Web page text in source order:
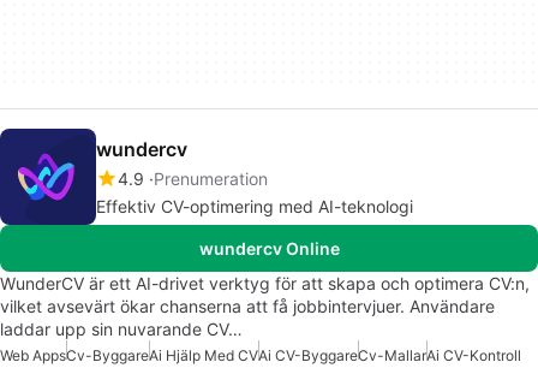
wundercv
4.9 Prenumeration
Effektiv CV-optimering med AI-teknologi
wundercv Online
WunderCV är ett AI-drivet verktyg för att skapa och optimera CV:n,
vilket avsevärt ökar chanserna att få jobbintervjuer. Användare
laddar upp sin nuvarande CV…
Web AppsCv-ByggareAi Hjälp Med CVAi CV-ByggareCv-MallarAi CV-Kontroll